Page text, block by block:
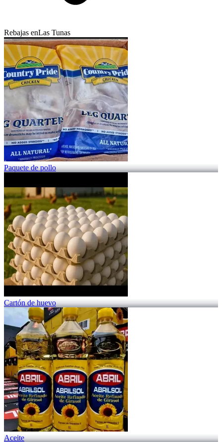
Rebajas enLas Tunas
Paquete de pollo
Cartón de huevo
Aceite